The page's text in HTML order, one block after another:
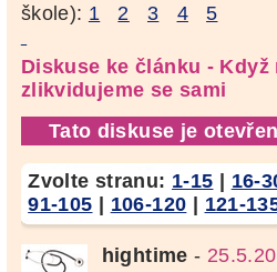
škole): 1 2 3 4 5
Diskuse ke článku -
zlikvidujeme se sami
Tato diskuse je
Zvolte stranu: 1-15 | 16-
91-105 | 106-120 | 121-
hightime -